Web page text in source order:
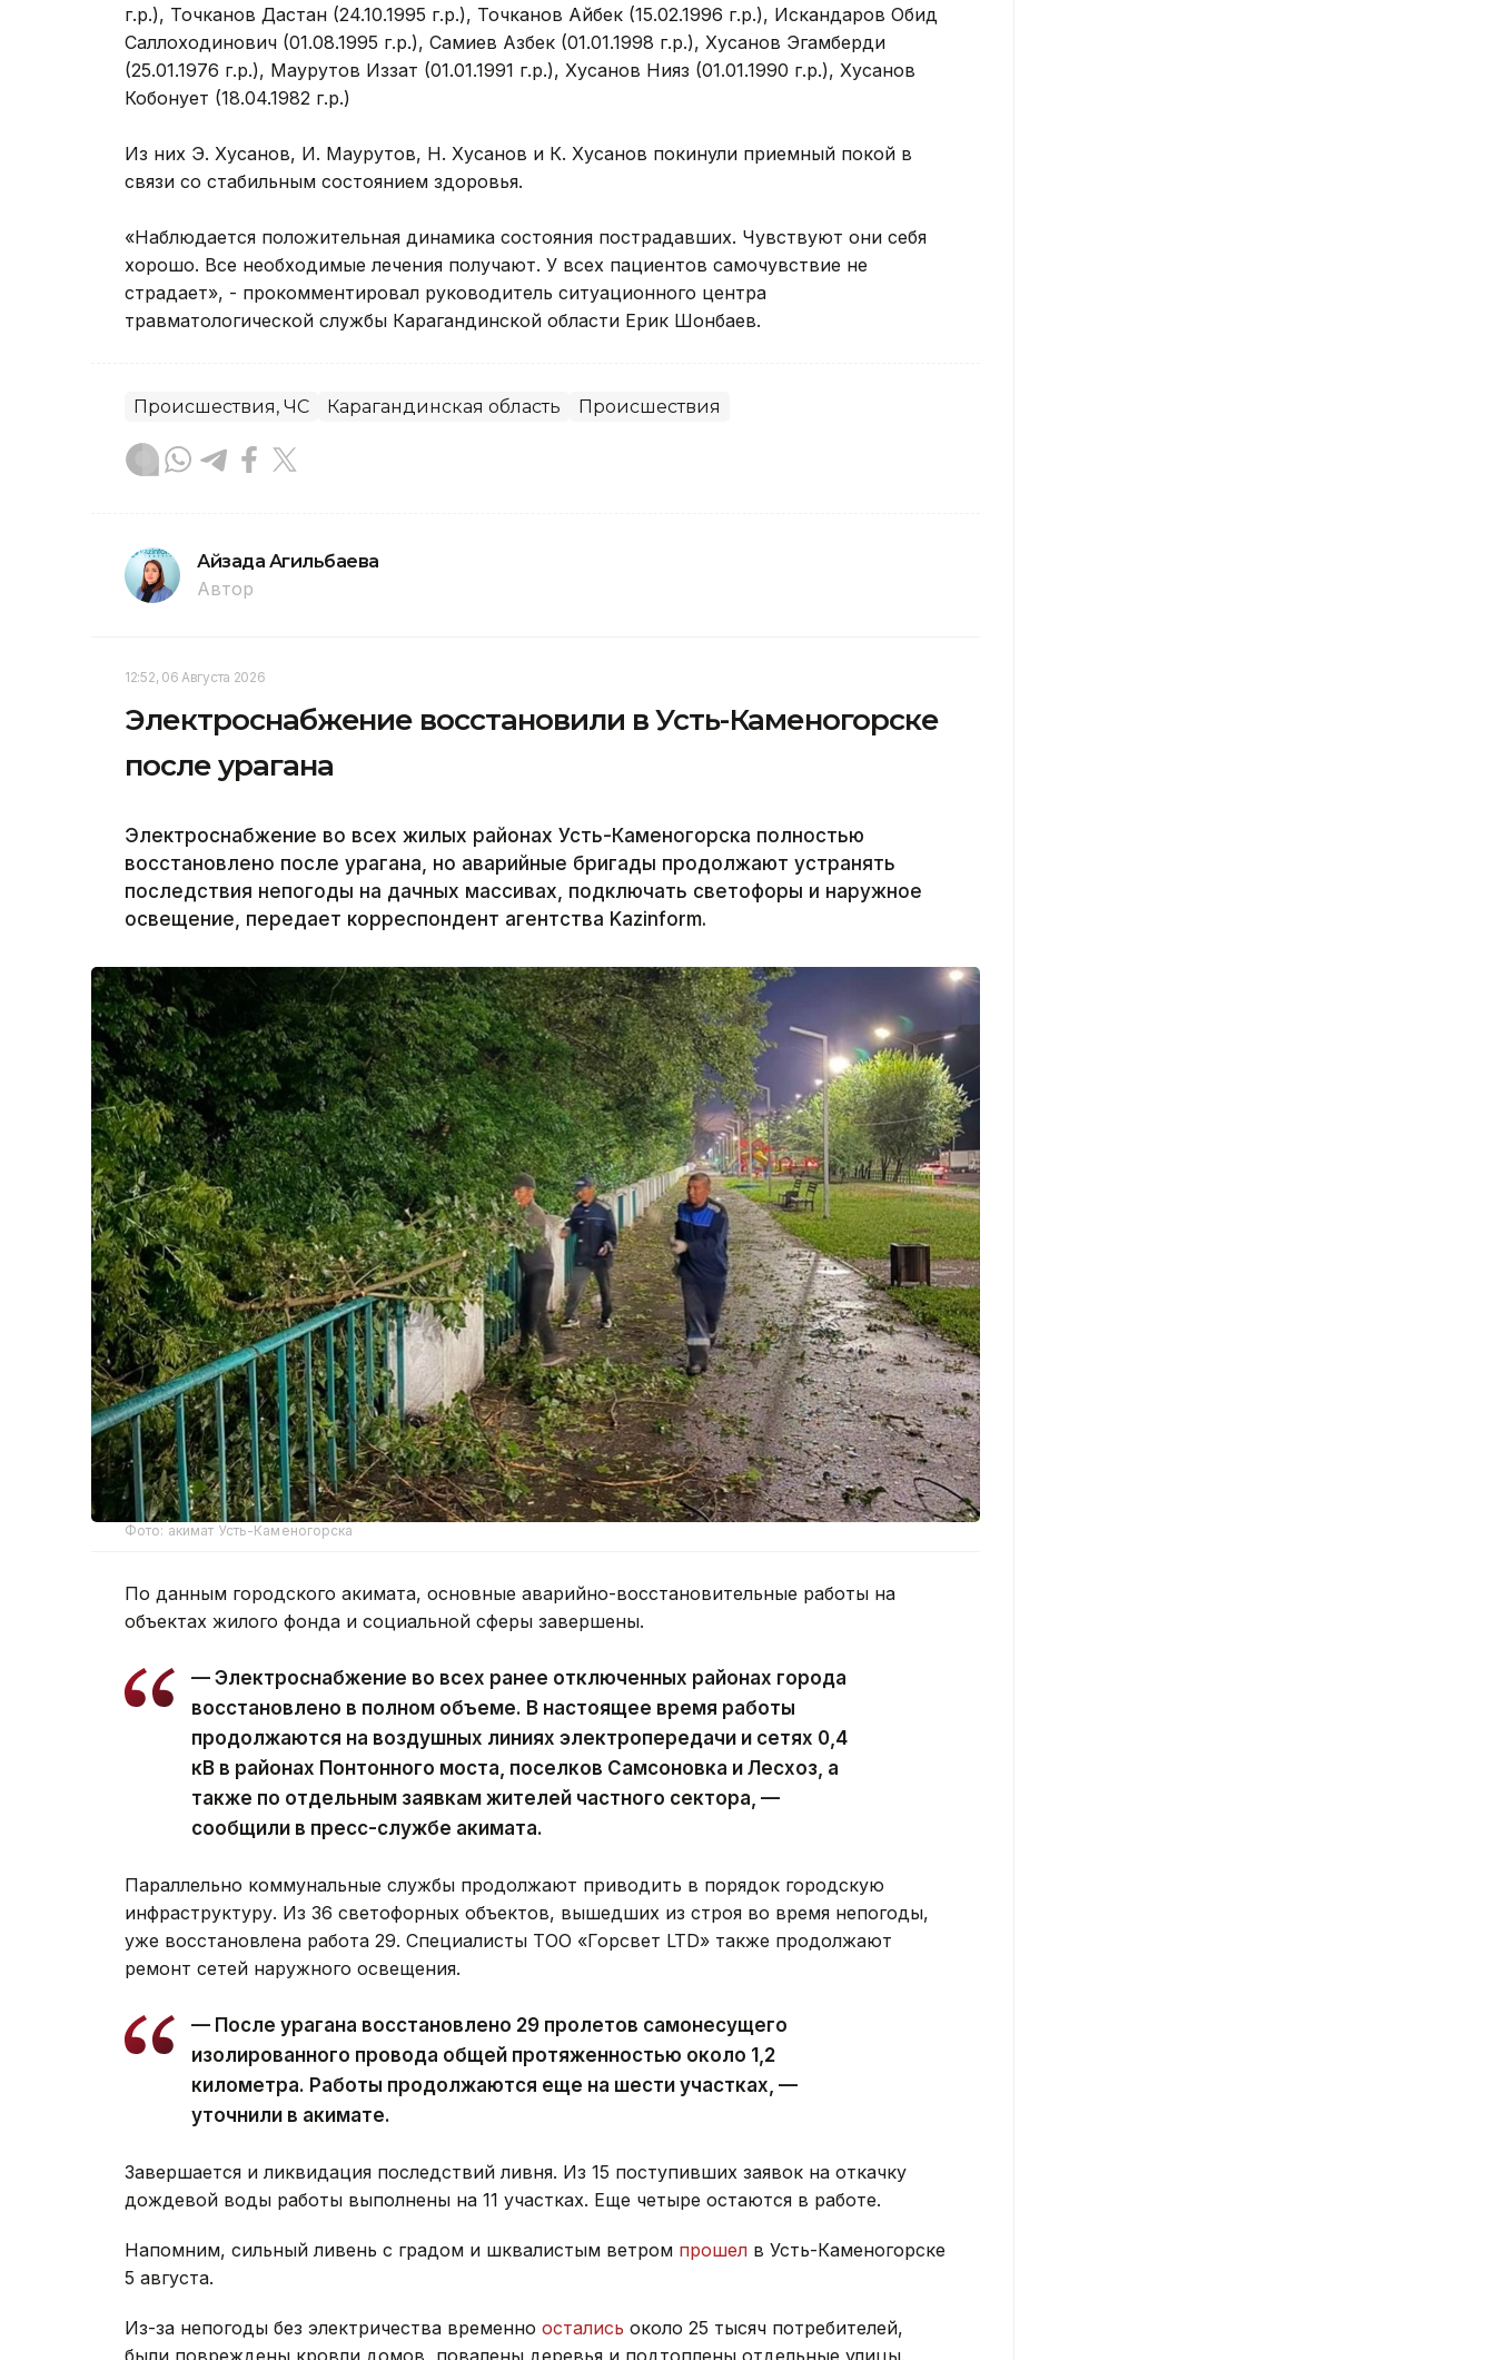
г.р.), Точканов Дастан (24.10.1995 г.р.), Точканов Айбек (15.02.1996 г.р.), Искандаров Обид
Саллоходинович (01.08.1995 г.р.), Самиев Азбек (01.01.1998 г.р.), Хусанов Эгамберди
(25.01.1976 г.р.), Маурутов Иззат (01.01.1991 г.р.), Хусанов Нияз (01.01.1990 г.р.), Хусанов
Кобонует (18.04.1982 г.р.)
Из них Э. Хусанов, И. Маурутов, Н. Хусанов и К. Хусанов покинули приемный покой в
связи со стабильным состоянием здоровья.
«Наблюдается положительная динамика состояния пострадавших. Чувствуют они себя
хорошо. Все необходимые лечения получают. У всех пациентов самочувствие не
страдает», - прокомментировал руководитель ситуационного центра
травматологической службы Карагандинской области Ерик Шонбаев.
Происшествия, ЧС Карагандинская область Происшествия
Айзада Агильбаева
Автор
12:52, 06 Августа 2026
Электроснабжение восстановили в Усть-Каменогорске
после урагана
Электроснабжение во всех жилых районах Усть-Каменогорска полностью
восстановлено после урагана, но аварийные бригады продолжают устранять
последствия непогоды на дачных массивах, подключать светофоры и наружное
освещение, передает корреспондент агентства Kazinform.
Фото: акимат Усть-Каменогорска
По данным городского акимата, основные аварийно-восстановительные работы на
объектах жилого фонда и социальной сферы завершены.
— Электроснабжение во всех ранее отключенных районах города
восстановлено в полном объеме. В настоящее время работы
продолжаются на воздушных линиях электропередачи и сетях 0,4
кВ в районах Понтонного моста, поселков Самсоновка и Лесхоз, а
также по отдельным заявкам жителей частного сектора, —
сообщили в пресс-службе акимата.
Параллельно коммунальные службы продолжают приводить в порядок городскую
инфраструктуру. Из 36 светофорных объектов, вышедших из строя во время непогоды,
уже восстановлена работа 29. Специалисты ТОО «Горсвет LTD» также продолжают
ремонт сетей наружного освещения.
— После урагана восстановлено 29 пролетов самонесущего
изолированного провода общей протяженностью около 1,2
километра. Работы продолжаются еще на шести участках, —
уточнили в акимате.
Завершается и ликвидация последствий ливня. Из 15 поступивших заявок на откачку
дождевой воды работы выполнены на 11 участках. Еще четыре остаются в работе.
Напомним, сильный ливень с градом и шквалистым ветром прошел в Усть-Каменогорске
5 августа.
Из-за непогоды без электричества временно остались около 25 тысяч потребителей,
были повреждены кровли домов, повалены деревья и подтоплены отдельные улицы.